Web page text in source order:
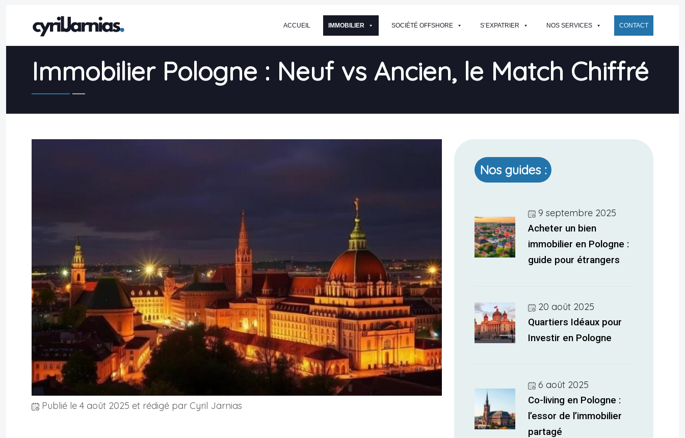
ACCUEIL IMMOBILIER SOCIÉTÉ OFFSHORE S’EXPATRIER NOS SERVICES CONTACT
Immobilier Pologne : Neuf vs Ancien, le Match Chiffré
Publié le 4 août 2025 et rédigé par Cyril Jarnias
Nos guides :
9 septembre 2025
Acheter un bien
immobilier en Pologne :
guide pour étrangers
20 août 2025
Quartiers Idéaux pour
Investir en Pologne
6 août 2025
Co-living en Pologne :
l’essor de l’immobilier
partagé